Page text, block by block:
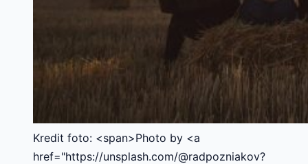
Kredit foto: <span>Photo by <a
href="https://unsplash.com/@radpozniakov?